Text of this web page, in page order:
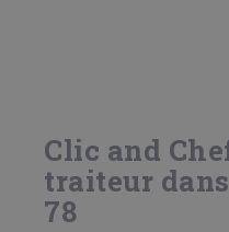
Clic and
traiteur
78